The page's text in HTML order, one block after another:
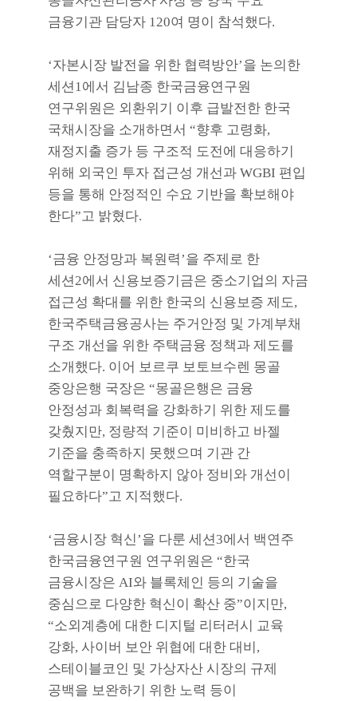
금융기관 담당자 120여 명이 참석했다.
‘자본시장 발전을 위한 협력방안’을 논의한
세션1에서 김남종 한국금융연구원
연구위원은 외환위기 이후 급발전한 한국
국채시장을 소개하면서 “향후 고령화,
재정지출 증가 등 구조적 도전에 대응하기
위해 외국인 투자 접근성 개선과 WGBI 편입
등을 통해 안정적인 수요 기반을 확보해야
한다”고 밝혔다.
‘금융 안정망과 복원력’을 주제로 한
세션2에서 신용보증기금은 중소기업의 자금
접근성 확대를 위한 한국의 신용보증 제도,
한국주택금융공사는 주거안정 및 가계부채
구조 개선을 위한 주택금융 정책과 제도를
소개했다. 이어 보르쿠 보토브수렌 몽골
중앙은행 국장은 “몽골은행은 금융
안정성과 회복력을 강화하기 위한 제도를
갖췄지만, 정량적 기준이 미비하고 바젤
기준을 충족하지 못했으며 기관 간
역할구분이 명확하지 않아 정비와 개선이
필요하다”고 지적했다.
‘금융시장 혁신’을 다룬 세션3에서 백연주
한국금융연구원 연구위원은 “한국
금융시장은 AI와 블록체인 등의 기술을
중심으로 다양한 혁신이 확산 중”이지만,
“소외계층에 대한 디지털 리터러시 교육
강화, 사이버 보안 위협에 대한 대비 ,
스테이블코인 및 가상자산 시장의 규제
공백을 보완하기 위한 노력 등이